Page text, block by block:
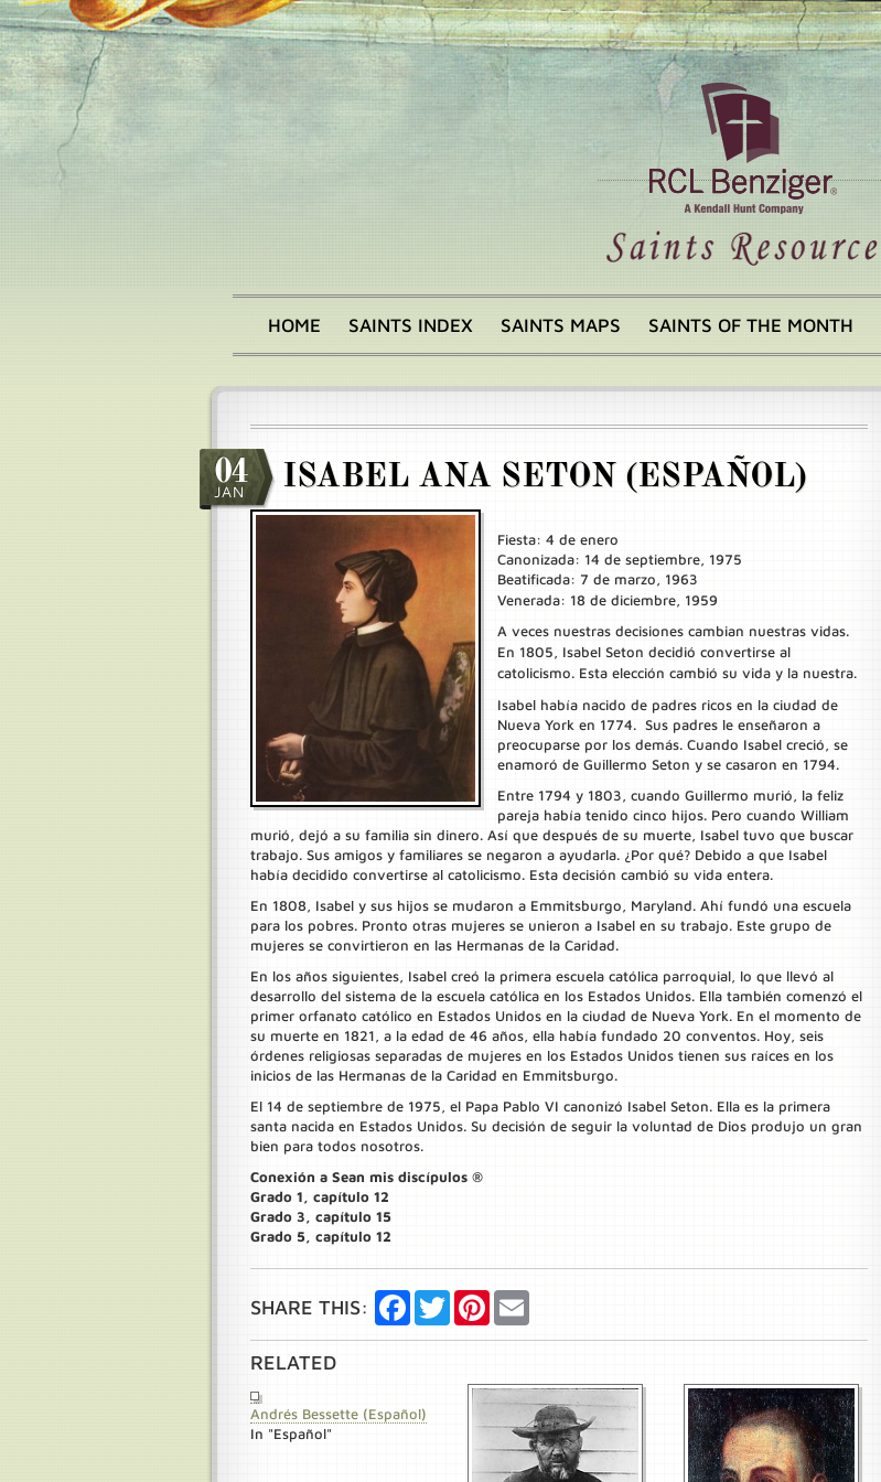
Skip
to
main
content
Main
menu
HOME SAINTS INDEX SAINTS MAPS SAINTS OF THE MONTH
04
JAN ISABEL ANA SETON (ESPAÑOL)
Fiesta: 4 de enero
Canonizada: 14 de septiembre, 1975
Beatificada: 7 de marzo, 1963
Venerada: 18 de diciembre, 1959
A veces nuestras decisiones cambian nuestras vidas.
En 1805, Isabel Seton decidió convertirse al
catolicismo. Esta elección cambió su vida y la nuestra.
Isabel había nacido de padres ricos en la ciudad de
Nueva York en 1774. Sus padres le enseñaron a
preocuparse por los demás. Cuando Isabel creció, se
enamoró de Guillermo Seton y se casaron en 1794.
Entre 1794 y 1803, cuando Guillermo murió, la feliz
pareja había tenido cinco hijos. Pero cuando William
murió, dejó a su familia sin dinero. Así que después de su muerte, Isabel tuvo que buscar
trabajo. Sus amigos y familiares se negaron a ayudarla. ¿Por qué? Debido a que Isabel
había decidido convertirse al catolicismo. Esta decisión cambió su vida entera.
En 1808, Isabel y sus hijos se mudaron a Emmitsburgo, Maryland. Ahí fundó una escuela
para los pobres. Pronto otras mujeres se unieron a Isabel en su trabajo. Este grupo de
mujeres se convirtieron en las Hermanas de la Caridad.
En los años siguientes, Isabel creó la primera escuela católica parroquial, lo que llevó al
desarrollo del sistema de la escuela católica en los Estados Unidos. Ella también comenzó el
primer orfanato católico en Estados Unidos en la ciudad de Nueva York. En el momento de
su muerte en 1821, a la edad de 46 años, ella había fundado 20 conventos. Hoy, seis
órdenes religiosas separadas de mujeres en los Estados Unidos tienen sus raíces en los
inicios de las Hermanas de la Caridad en Emmitsburgo.
El 14 de septiembre de 1975, el Papa Pablo VI canonizó Isabel Seton. Ella es la primera
santa nacida en Estados Unidos. Su decisión de seguir la voluntad de Dios produjo un gran
bien para todos nosotros.
Conexión a Sean mis discípulos ®
Grado 1, capítulo 12
Grado 3, capítulo 15
Grado 5, capítulo 12
SHARE THIS: FacebookTwitterPinterest
RELATED
Andrés Bessette (Español)
In "Español"